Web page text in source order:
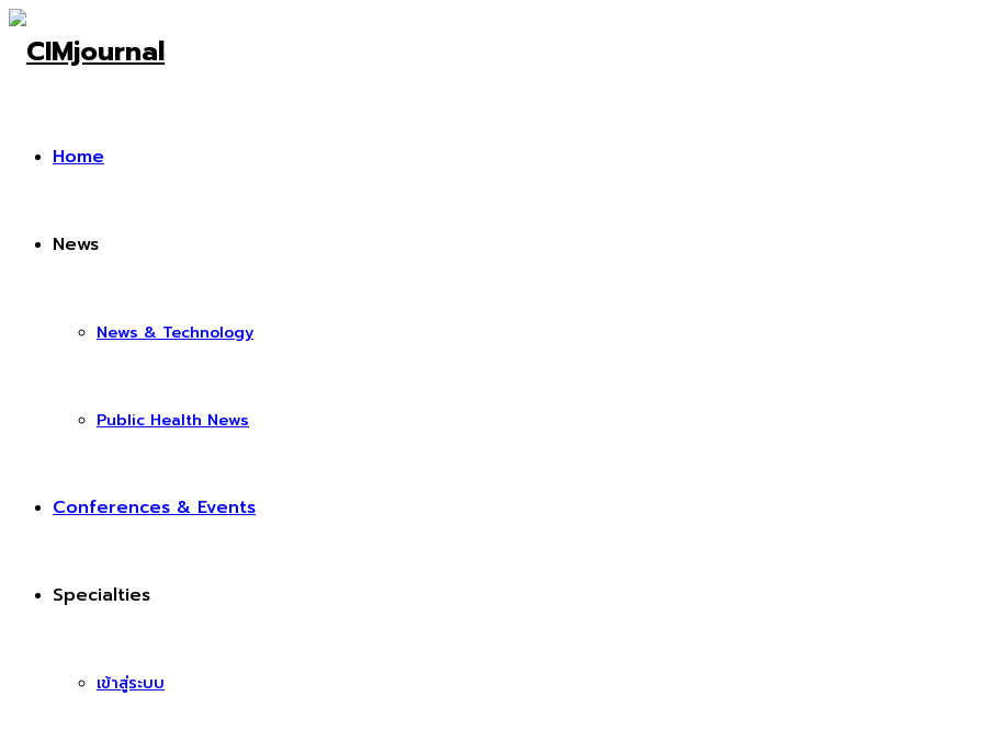
Home
News
News & Technology
Public Health News
Conferences & Events
Specialties
เข้าสู่ระบบ